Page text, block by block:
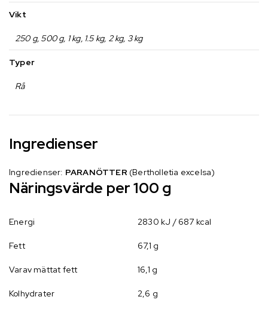
Vikt
250 g, 500 g, 1 kg, 1.5 kg, 2 kg, 3 kg
Typer
Rå
Ingredienser
Ingredienser: PARANÖTTER (Bertholletia excelsa)
Näringsvärde per 100 g
Energi 2830 kJ / 687 kcal
Fett 67,1 g
Varav mättat fett 16,1 g
Kolhydrater 2,6 g